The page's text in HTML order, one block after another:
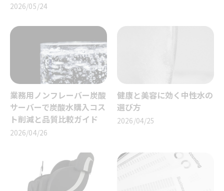
2026/05/24
業務用ノンフレーバー炭酸
サーバーで炭酸水購入コス
ト削減と品質比較ガイド
2026/04/26
健康と美容に効く中性水の
選び方
2026/04/25